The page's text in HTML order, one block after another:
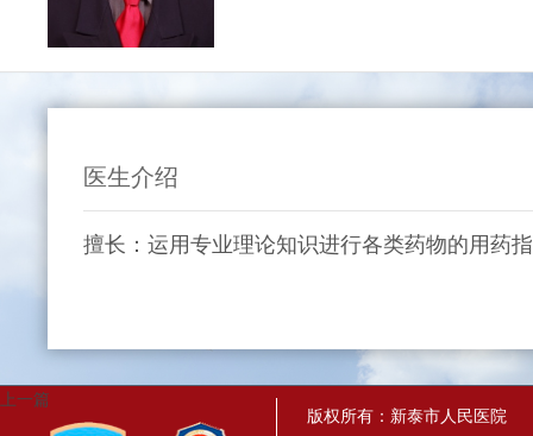
医生介绍
擅长：运用专业理论知识进行各类药物的用药
上一篇
版权所有：新泰市人民医院